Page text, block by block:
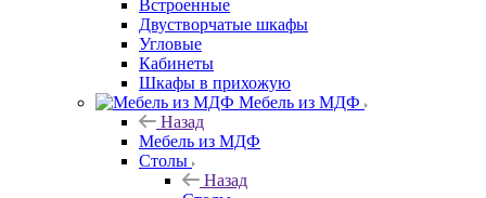
Встроенные
Двустворчатые шкафы
Угловые
Кабинеты
Шкафы в прихожую
Мебель из МДФ
Назад
Мебель из МДФ
Столы
Назад